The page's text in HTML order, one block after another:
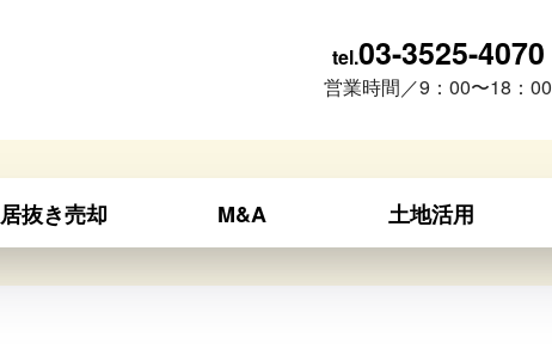
tel.03-3525-4070
営業時間／9：00〜18：00
居抜き売却 M&A 土地活用